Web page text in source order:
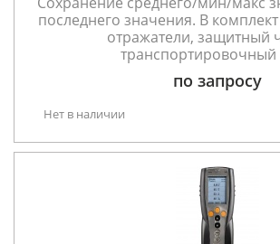
последнего значения. В
отражатели, защитный
транспортировочный
по запросу
Нет в наличии